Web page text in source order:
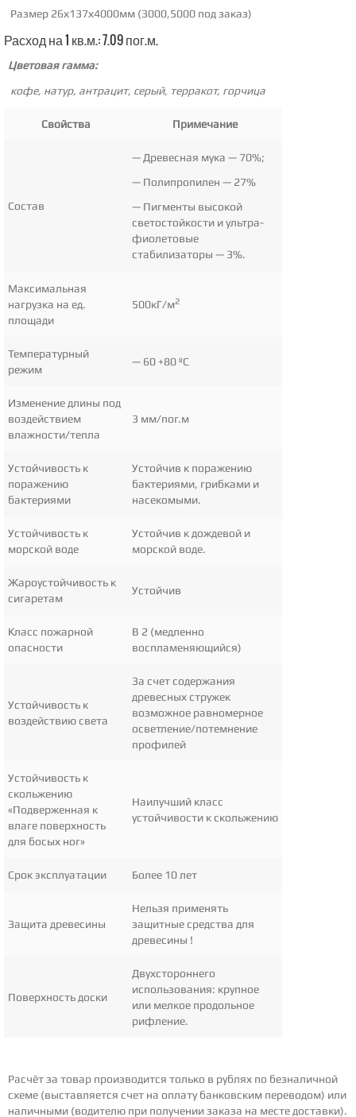
Размер 26х137х4000мм (3000,5000 под заказ)
Расход на 1 кв.м.: 7.09 пог.м.
Цветовая гамма:
кофе, натур, антрацит, серый, терракот, горчица
Свойства Примечание
Состав
— Древесная мука — 70%;
— Полипропилен — 27%
— Пигменты высокой
светостойкости и ультра-
фиолетовые
стабилизаторы — 3%.
Максимальная
нагрузка на ед.
площади
500кГ/м2
Температурный
режим
— 60 +80 ºС
Изменение длины под
воздействием
влажности/тепла
3 мм/пог.м
Устойчивость к
поражению
бактериями
Устойчив к поражению
бактериями, грибками и
насекомыми.
Устойчивость к
морской воде
Устойчив к дождевой и
морской воде.
Жароустойчивость к
сигаретам
Устойчив
Класс пожарной
опасности
B 2 (медленно
воспламеняющийся)
Устойчивость к
воздействию света
За счет содержания
древесных стружек
возможное равномерное
осветление/потемнение
профилей
Устойчивость к
скольжению
«Подверженная к
влаге поверхность
для босых ног»
Наилучший класс
устойчивости к скольжению
Срок эксплуатации Более 10 лет
Защита древесины
Нельзя применять
защитные средства для
древесины !
Поверхность доски
Двухстороннего
использования: крупное
или мелкое продольное
рифление.
Расчёт за товар производится только в рублях по безналичной
схеме (выставляется счет на оплату банковским переводом) или
наличными (водителю при получении заказа на месте доставки).